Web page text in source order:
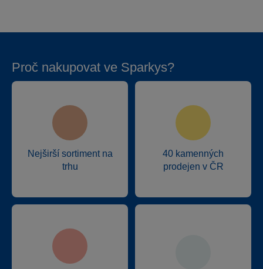
Proč nakupovat ve Sparkys?
Nejširší sortiment na
trhu
40 kamenných
prodejen v ČR